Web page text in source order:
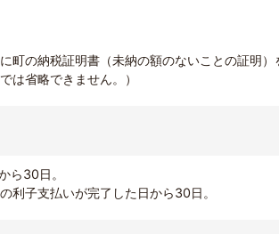
町の納税証明書（未納の額のないことの証明）
は省略できません。）
ら30日。
利子支払いが完了した日から30日。